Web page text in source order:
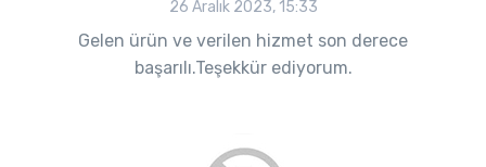
26 Aralık 2023, 15:33
Gelen ürün ve verilen hizmet son derece
başarılı.Teşekkür ediyorum.